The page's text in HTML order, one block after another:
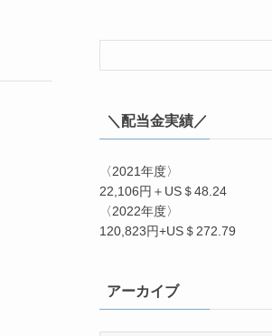
＼配当金実績／
〈2021年度〉
22,106円＋US＄48.24
〈2022年度〉
120,823円+US＄272.79
アーカイブ